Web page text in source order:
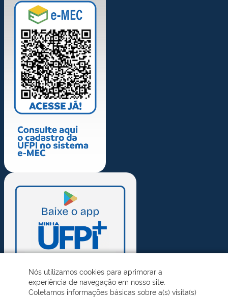
Nós utilizamos cookies para aprimorar a
experiência de navegação em nosso site.
Coletamos informações básicas sobre a(s) visita(s)